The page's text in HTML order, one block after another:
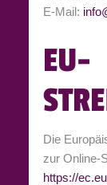
E-Mail:
EU-
Die
zur Online-
https://